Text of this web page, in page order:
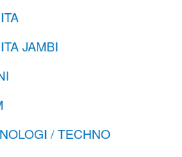
JAMBI
/ TECHNO